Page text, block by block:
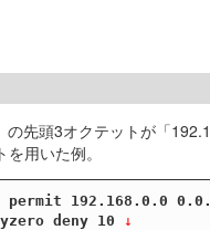
先頭3オクテットが「
用いた例。
192.168.0.0
deny 10 ↓